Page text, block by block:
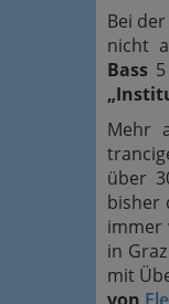
Bei
nicht
Bass
Mehr
über
bisher
immer
in
mit